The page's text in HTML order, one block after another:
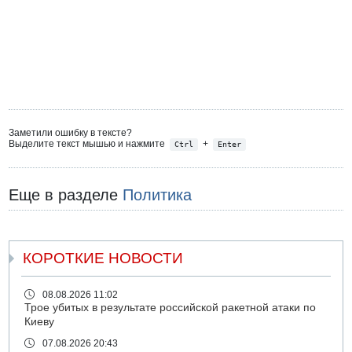
Заметили ошибку в тексте?
Выделите текст мышью и нажмите
Ctrl + Enter
Еще в разделе Политика
КОРОТКИЕ НОВОСТИ
08.08.2026 11:02
Трое убитых в результате российской ракетной атаки по
Киеву
07.08.2026 20:43